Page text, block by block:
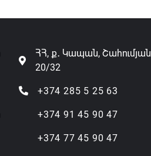
ՀՀ, ք․ Կապան, Շահումյան
20/32
+374 285 5 25 63
+374 91 45 90 47
+374 77 45 90 47